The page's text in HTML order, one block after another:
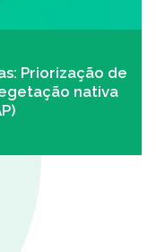
Priorização de
nativa